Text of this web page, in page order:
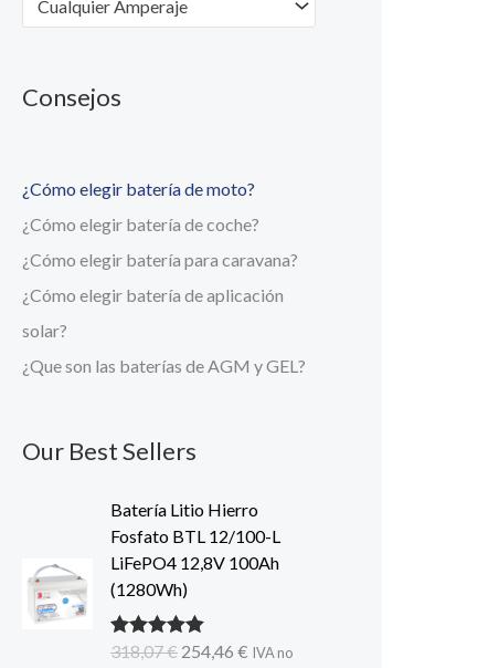
Cualquier Amperaje
Consejos
¿Cómo elegir batería de moto?
¿Cómo elegir batería de coche?
¿Cómo elegir batería para caravana?
¿Cómo elegir batería de aplicación
solar?
¿Que son las baterías de AGM y GEL?
Our Best Sellers
Batería Litio Hierro
Fosfato BTL 12/100-L
LiFePO4 12,8V 100Ah
(1280Wh)
Valorado con
318,07€ El
254,46 € El
IVA no